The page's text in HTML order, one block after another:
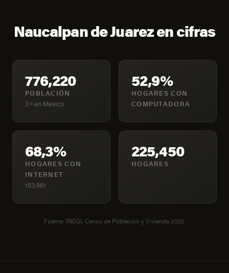
Naucalpan de Juarez en cifras
776,220
POBLACIÓN
3.º en Mexico
52,9%
HOGARES CON
COMPUTADORA
68,3%
HOGARES CON
INTERNET
153,981
225,450
HOGARES
Fuente: INEGI, Censo de Población y Vivienda 2020.